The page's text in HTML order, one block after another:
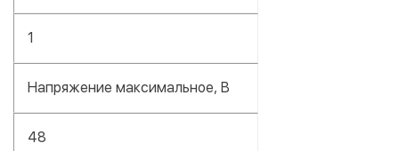
1
Напряжение максимальное, В
48